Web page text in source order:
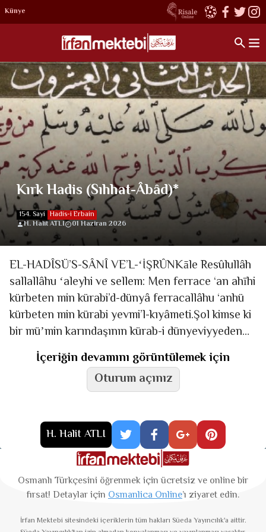
Künye
Kırk Hadis (Sıhhat-Âbâd)*
154. Sayi Hadis-i Erbain
H. Halit ATLI
01 Haziran 2026
EL-HADÎSÜ’S-SÂNÎ VE’L-ʻİŞRÛNKāle Resûlullâh
sallallâhu ʻaleyhi ve sellem: Men ferrace ‘an ahīhi
kürbeten min kürabi’d-dünyâ ferracallâhu ‘anhü
kürbeten min kürabi yevmi’l-kıyâmeti.Şol kimse ki
bir müʼmin karındaşının kürab-i dünyeviyyeden
bir şiddetin defʻ eylese Hakk Teʻâlâ ana yevm-i
İçeriğin devamını görüntülemek için
Oturum açınız
H. Halit ATLI
Osmanlı Türkçesini öğrenmek için ücretsiz ve online bir
fırsat! Detaylar için Osmanlica Online’ı ziyaret edin.
İrfan Mektebi sitesindeki içeriklerin tüm hakları Süeda Yayıncılık'a aittir.